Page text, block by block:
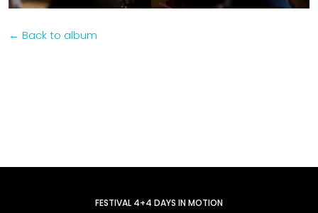
← Back to album
FESTIVAL 4+4 DAYS IN MOTION